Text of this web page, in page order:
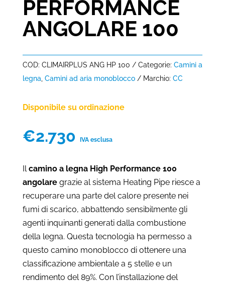
PERFORMANCE
ANGOLARE 100
COD: CLIMAIRPLUS ANG HP 100 Categorie: Camini a
legna, Camini ad aria monoblocco Marchio: CC
Disponibile su ordinazione
€2.730 IVA esclusa
Ilcamino a legna High Performance 100
angolaregrazie al sistema Heating Pipe riesce a
recuperare una parte del calore presente nei
fumi di scarico, abbattendo sensibilmente gli
agenti inquinanti generati dalla combustione
della legna. Questa tecnologia ha permesso a
questo camino monoblocco di ottenere una
classificazione ambientale a 5 stelle e un
rendimento del 89%. Con l’installazione del